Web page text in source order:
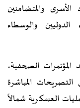
والمتضامنين
الدوليين والوسطاء
الصحفية،
التصريحات المباشرة
العسكرية شمالاً